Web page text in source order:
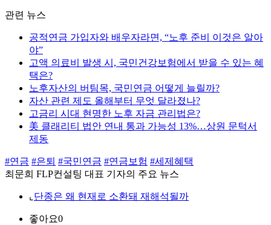
관련 뉴스
공적연금 가입자와 배우자라면, “노후 준비 이것은 알아
야”
고액 의료비 발생 시, 국민건강보험에서 받을 수 있는 혜
택은?
노후자산의 버팀목, 국민연금 어떻게 늘릴까?
자산 관련 제도 올해부터 무엇 달라졌나?
고금리 시대 현명한 노후 자금 관리법은?
美 클래리티 법안 연내 통과 가능성 13%…상원 문턱서
제동
#연금 #은퇴 #국민연금 #연금보험 #세제혜택
최문희 FLP컨설팅 대표 기자의 주요 뉴스
⌞ 단종은 왜 현재로 소환돼 재해석될까
좋아요0